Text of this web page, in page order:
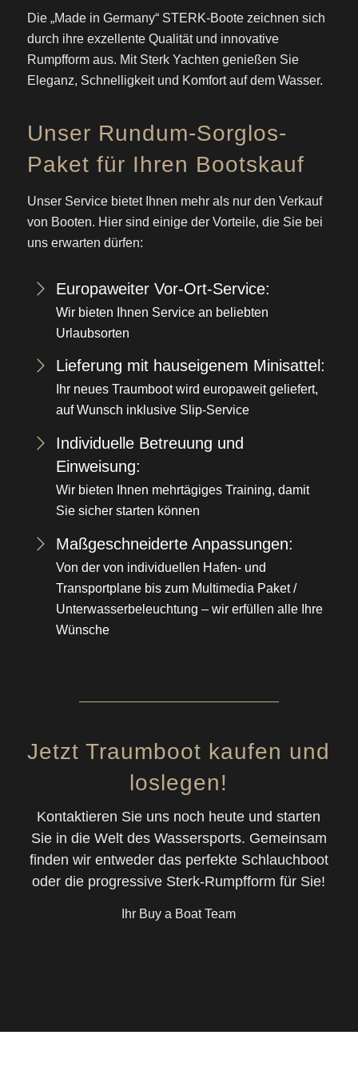
Die „Made in Germany“ STERK-Boote zeichnen sich
durch ihre exzellente Qualität und innovative
Rumpfform aus. Mit Sterk Yachten genießen Sie
Eleganz, Schnelligkeit und Komfort auf dem Wasser.
Unser Rundum-Sorglos-
Paket für Ihren Bootskauf
Unser Service bietet Ihnen mehr als nur den Verkauf
von Booten. Hier sind einige der Vorteile, die Sie bei
uns erwarten dürfen:
Europaweiter Vor-Ort-Service:
Wir bieten Ihnen Service an beliebten
Urlaubsorten
Lieferung mit hauseigenem Minisattel:
Ihr neues Traumboot wird europaweit geliefert,
auf Wunsch inklusive Slip-Service
Individuelle Betreuung und
Einweisung:
Wir bieten Ihnen mehrtägiges Training, damit
Sie sicher starten können
Maßgeschneiderte Anpassungen:
Von der von individuellen Hafen- und
Transportplane bis zum Multimedia Paket /
Unterwasserbeleuchtung – wir erfüllen alle Ihre
Wünsche
Jetzt Traumboot kaufen und
loslegen!
Kontaktieren Sie uns noch heute und starten
Sie in die Welt des Wassersports. Gemeinsam
finden wir entweder das perfekte Schlauchboot
oder die progressive Sterk-Rumpfform für Sie!
Ihr Buy a Boat Team